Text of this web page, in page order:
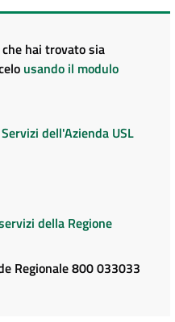
hai trovato sia
usando il modulo
dell'Azienda USL
della Regione
Regionale 800 033033